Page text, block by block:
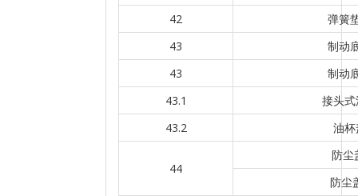
42
弹簧
43
制动
43
制动
43.1
接头
43.2
油
44
防尘
防尘